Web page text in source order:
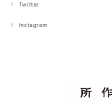
Twitter
Instagram